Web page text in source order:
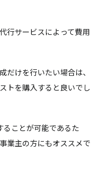
行サービスによって費用
だけを行いたい場合は、
トを購入すると良いでし
ことが可能であるた
業主の方にもオススメで